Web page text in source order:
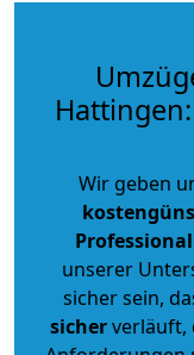
Wir geben
unserer
sicher sein,
sicherverläuft,